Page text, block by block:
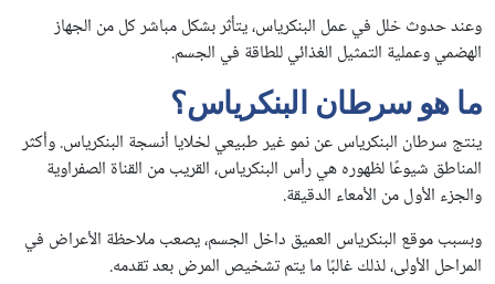
وعند حدوث خلل في عمل البنكرياس، يتأثر بشكل مباشر كل من الجهاز
الهضمي وعملية التمثيل الغذائي للطاقة في الجسم.
ما هو سرطان البنكرياس؟
ينتج سرطان البنكرياس عن نمو غير طبيعي لخلايا أنسجة البنكرياس. وأكثر
المناطق شيوعًا لظهوره هي رأس البنكرياس، القريب من القناة الصفراوية
والجزء الأول من الأمعاء الدقيقة.
وبسبب موقع البنكرياس العميق داخل الجسم، يصعب ملاحظة الأعراض في
المراحل الأولى، لذلك غالبًا ما يتم تشخيص المرض بعد تقدمه.